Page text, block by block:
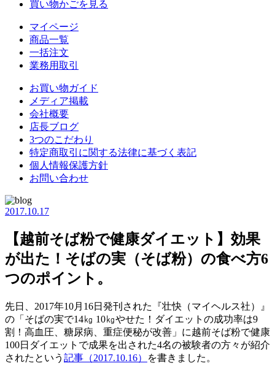
買い物かごを見る
マイページ
商品一覧
一括注文
業務用取引
お買い物ガイド
メディア掲載
会社概要
店長ブログ
3つのこだわり
特定商取引に関する法律に基づく表記
個人情報保護方針
お問い合わせ
2017.10.17
【越前そば粉で健康ダイエット】効果
が出た！そばの実（そば粉）の食べ方6
つのポイント。
先日、2017年10月16日発刊された『壮快（マイヘルス社）』
の「そばの実で14㎏ 10㎏やせた！ダイエットの成功率は9
割！高血圧、糖尿病、重症便秘が改善」に越前そば粉で健康
100日ダイエットで成果を出された4名の被験者の方々が紹介
されたという 記事（2017.10.16） を書きました。